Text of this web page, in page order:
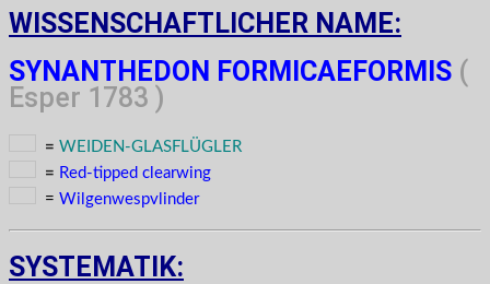
WISSENSCHAFTLICHER NAME:
SYNANTHEDON FORMICAEFORMIS (
Esper 1783 )
= WEIDEN-GLASFLÜGLER
= Red-tipped clearwing
= Wilgenwespvlinder
SYSTEMATIK: